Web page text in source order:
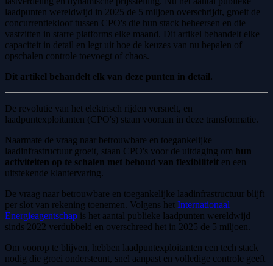
laadpunten wereldwijd in 2025 de 5 miljoen overschrijdt, groeit de
concurrentiekloof tussen CPO's die hun stack beheersen en die
vastzitten in starre platforms elke maand. Dit artikel behandelt elke
capaciteit in detail en legt uit hoe de keuzes van nu bepalen of
opschalen controle toevoegt of chaos.
Dit artikel behandelt elk van deze punten in detail.
De revolutie van het elektrisch rijden versnelt, en
laadpuntexploitanten (CPO's) staan vooraan in deze transformatie.
Naarmate de vraag naar betrouwbare en toegankelijke
laadinfrastructuur groeit, staan CPO's voor de uitdaging om hun
activiteiten op te schalen met behoud van flexibiliteit en een
uitstekende klantervaring.
De vraag naar betrouwbare en toegankelijke laadinfrastructuur blijft
per slot van rekening toenemen. Volgens het Internationaal
Energieagentschap is het aantal publieke laadpunten wereldwijd
sinds 2022 verdubbeld en overschreed het in 2025 de 5 miljoen.
Om voorop te blijven, hebben laadpuntexploitanten een tech stack
nodig die groei ondersteunt, snel aanpast en volledige controle geeft